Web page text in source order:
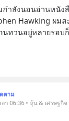
ำลังนอนอ่านหนัง
Hawking ผมส
ทวนอยู่หลายรอบ
ตาม
า 06:36 • หุ้น & เศรษฐกิจ